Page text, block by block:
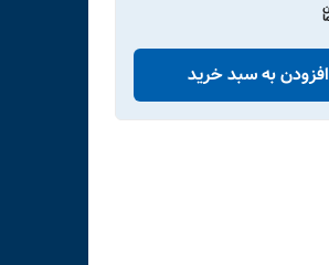
افزودن به سبد خرید